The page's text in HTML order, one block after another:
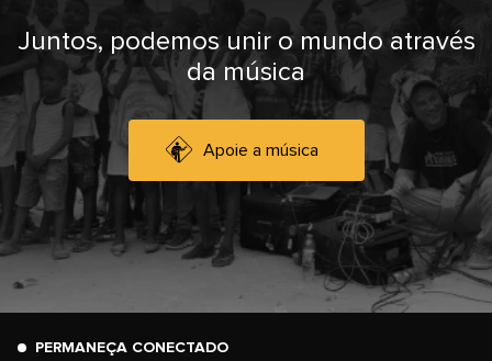
Juntos, podemos unir o mundo através
da música
Apoie a música
PERMANEÇA CONECTADO